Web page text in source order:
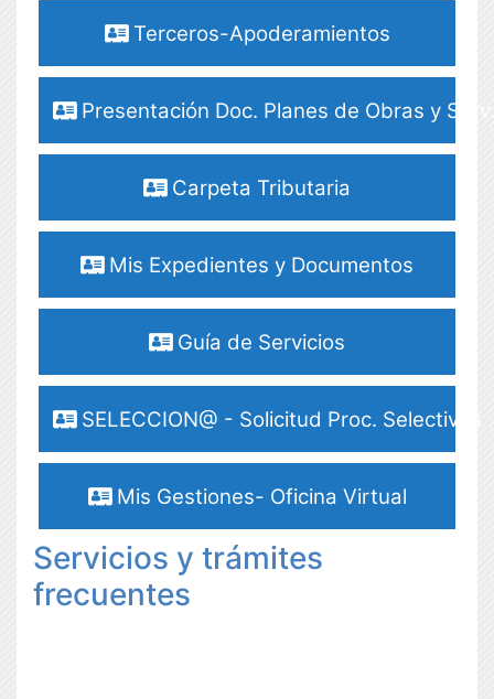
Terceros-Apoderamientos
Presentación Doc. Planes de Obras y Serv.
Carpeta Tributaria
Mis Expedientes y Documentos
Guía de Servicios
SELECCION@ - Solicitud Proc. Selectivos
Mis Gestiones- Oficina Virtual
Servicios y trámites
frecuentes